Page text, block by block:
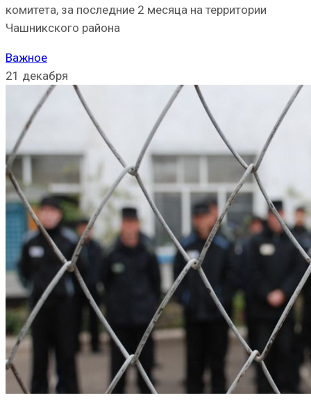
комитета, за последние 2 месяца на территории
Чашникского района
Важное
21 декабря